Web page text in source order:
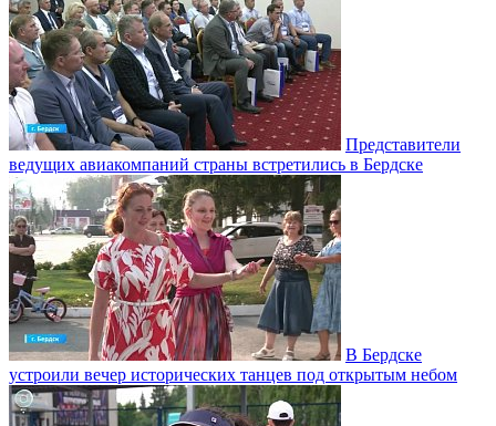
Представители
ведущих авиакомпаний страны встретились в Бердске
В Бердске
устроили вечер исторических танцев под открытым небом